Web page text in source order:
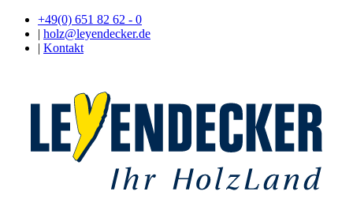
+49(0) 651 82 62 - 0
| holz@leyendecker.de
| Kontakt